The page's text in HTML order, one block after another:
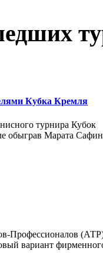
Кубка Кремля
турнира Кубок
обыграв Марата
Профессионалов
вариант